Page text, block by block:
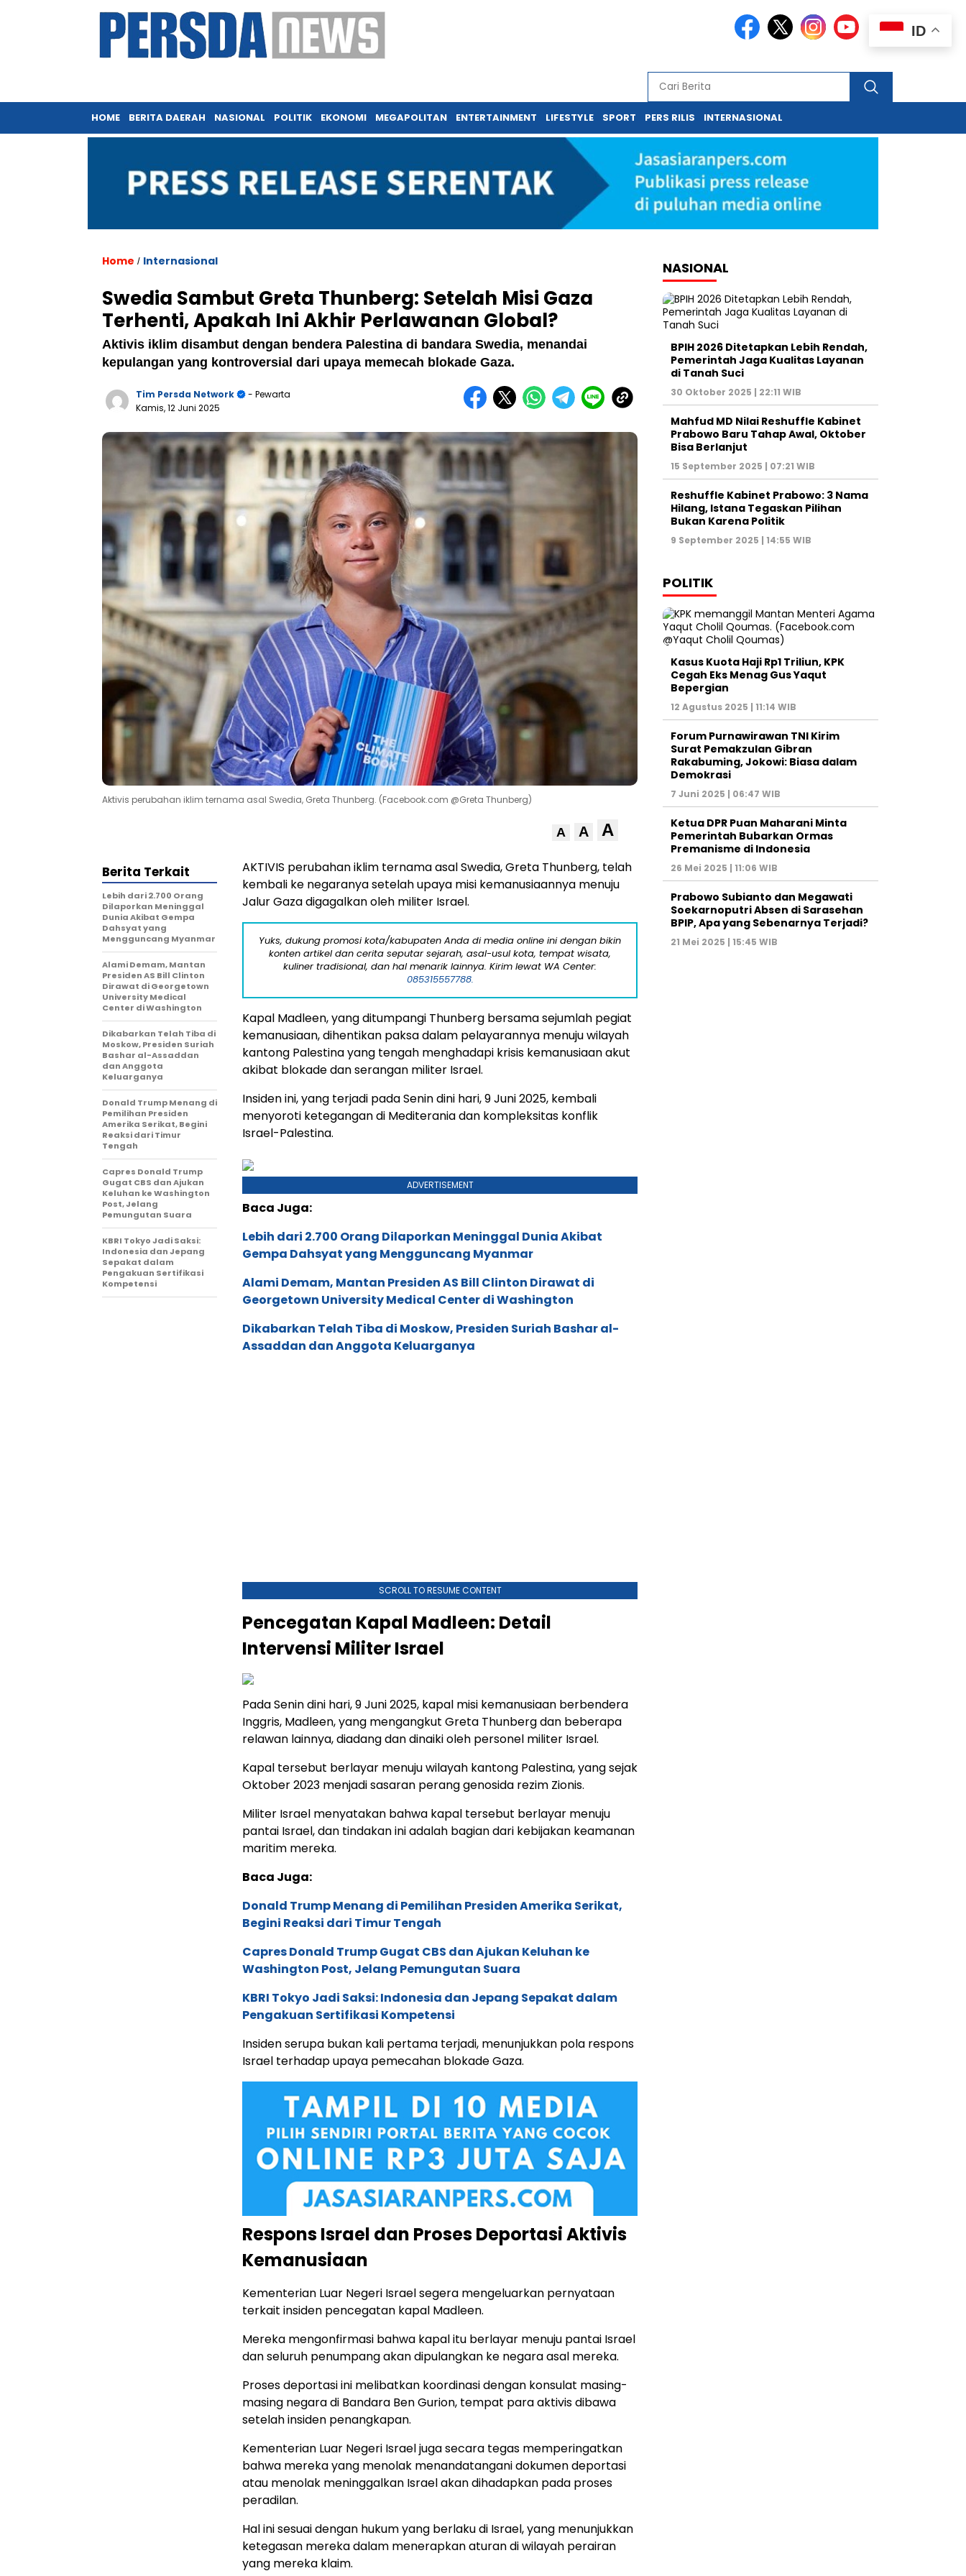
HOME BERITA DAERAH NASIONAL POLITIK EKONOMI MEGAPOLITAN ENTERTAINMENT LIFESTYLE SPORT PERS RILIS INTERNASIONAL
Home / Internasional
Swedia Sambut Greta Thunberg: Setelah Misi Gaza
Terhenti, Apakah Ini Akhir Perlawanan Global?
Aktivis iklim disambut dengan bendera Palestina di bandara Swedia, menandai
kepulangan yang kontroversial dari upaya memecah blokade Gaza.
Tim Persda Network
- Pewarta
Kamis, 12 Juni 2025
Aktivis perubahan iklim ternama asal Swedia, Greta Thunberg. (Facebook.com @Greta Thunberg)
A A A
AKTIVIS perubahan iklim ternama asal Swedia, Greta Thunberg, telah
kembali ke negaranya setelah upaya misi kemanusiaannya menuju
Jalur Gaza digagalkan oleh militer Israel.
Yuks, dukung promosi kota/kabupaten Anda di media online ini dengan bikin
konten artikel dan cerita seputar sejarah, asal-usul kota, tempat wisata,
kuliner tradisional, dan hal menarik lainnya. Kirim lewat WA Center:
085315557788.
Kapal Madleen, yang ditumpangi Thunberg bersama sejumlah pegiat
kemanusiaan, dihentikan paksa dalam pelayarannya menuju wilayah
kantong Palestina yang tengah menghadapi krisis kemanusiaan akut
akibat blokade dan serangan militer Israel.
Insiden ini, yang terjadi pada Senin dini hari, 9 Juni 2025, kembali
menyoroti ketegangan di Mediterania dan kompleksitas konflik
Israel-Palestina.
ADVERTISEMENT
Baca Juga:
Lebih dari 2.700 Orang Dilaporkan Meninggal Dunia Akibat
Gempa Dahsyat yang Mengguncang Myanmar
Alami Demam, Mantan Presiden AS Bill Clinton Dirawat di
Georgetown University Medical Center di Washington
Dikabarkan Telah Tiba di Moskow, Presiden Suriah Bashar al-
Assaddan dan Anggota Keluarganya
SCROLL TO RESUME CONTENT
Pencegatan Kapal Madleen: Detail
Intervensi Militer Israel
Pada Senin dini hari, 9 Juni 2025, kapal misi kemanusiaan berbendera
Inggris, Madleen, yang mengangkut Greta Thunberg dan beberapa
relawan lainnya, diadang dan dinaiki oleh personel militer Israel.
Kapal tersebut berlayar menuju wilayah kantong Palestina, yang sejak
Oktober 2023 menjadi sasaran perang genosida rezim Zionis.
Militer Israel menyatakan bahwa kapal tersebut berlayar menuju
pantai Israel, dan tindakan ini adalah bagian dari kebijakan keamanan
maritim mereka.
Baca Juga:
Donald Trump Menang di Pemilihan Presiden Amerika Serikat,
Begini Reaksi dari Timur Tengah
Capres Donald Trump Gugat CBS dan Ajukan Keluhan ke
Washington Post, Jelang Pemungutan Suara
KBRI Tokyo Jadi Saksi: Indonesia dan Jepang Sepakat dalam
Pengakuan Sertifikasi Kompetensi
Insiden serupa bukan kali pertama terjadi, menunjukkan pola respons
Israel terhadap upaya pemecahan blokade Gaza.
Respons Israel dan Proses Deportasi Aktivis
Kemanusiaan
Kementerian Luar Negeri Israel segera mengeluarkan pernyataan
terkait insiden pencegatan kapal Madleen.
Mereka mengonfirmasi bahwa kapal itu berlayar menuju pantai Israel
dan seluruh penumpang akan dipulangkan ke negara asal mereka.
Proses deportasi ini melibatkan koordinasi dengan konsulat masing-
masing negara di Bandara Ben Gurion, tempat para aktivis dibawa
setelah insiden penangkapan.
Kementerian Luar Negeri Israel juga secara tegas memperingatkan
bahwa mereka yang menolak menandatangani dokumen deportasi
atau menolak meninggalkan Israel akan dihadapkan pada proses
peradilan.
Hal ini sesuai dengan hukum yang berlaku di Israel, yang menunjukkan
ketegasan mereka dalam menerapkan aturan di wilayah perairan
yang mereka klaim.
Berita Terkait
Lebih dari 2.700 Orang
Dilaporkan Meninggal
Dunia Akibat Gempa
Dahsyat yang
Mengguncang Myanmar
Alami Demam, Mantan
Presiden AS Bill Clinton
Dirawat di Georgetown
University Medical
Center di Washington
Dikabarkan Telah Tiba di
Moskow, Presiden Suriah
Bashar al-Assaddan
dan Anggota
Keluarganya
Donald Trump Menang di
Pemilihan Presiden
Amerika Serikat, Begini
Reaksi dari Timur
Tengah
Capres Donald Trump
Gugat CBS dan Ajukan
Keluhan ke Washington
Post, Jelang
Pemungutan Suara
KBRI Tokyo Jadi Saksi:
Indonesia dan Jepang
Sepakat dalam
Pengakuan Sertifikasi
Kompetensi
NASIONAL
BPIH 2026 Ditetapkan Lebih Rendah,
Pemerintah Jaga Kualitas Layanan
di Tanah Suci
30 Oktober 2025 | 22:11 WIB
Mahfud MD Nilai Reshuffle Kabinet
Prabowo Baru Tahap Awal, Oktober
Bisa Berlanjut
15 September 2025 | 07:21 WIB
Reshuffle Kabinet Prabowo: 3 Nama
Hilang, Istana Tegaskan Pilihan
Bukan Karena Politik
9 September 2025 | 14:55 WIB
POLITIK
Kasus Kuota Haji Rp1 Triliun, KPK
Cegah Eks Menag Gus Yaqut
Bepergian
12 Agustus 2025 | 11:14 WIB
Forum Purnawirawan TNI Kirim
Surat Pemakzulan Gibran
Rakabuming, Jokowi: Biasa dalam
Demokrasi
7 Juni 2025 | 06:47 WIB
Ketua DPR Puan Maharani Minta
Pemerintah Bubarkan Ormas
Premanisme di Indonesia
26 Mei 2025 | 11:06 WIB
Prabowo Subianto dan Megawati
Soekarnoputri Absen di Sarasehan
BPIP, Apa yang Sebenarnya Terjadi?
21 Mei 2025 | 15:45 WIB
ID